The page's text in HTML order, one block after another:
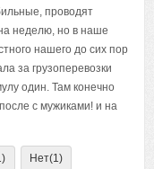
проводят
неделю, но в наше
нашего до сих пор
за грузоперевозки
один. Там конечно
с мужиками! и на
Нет(1)